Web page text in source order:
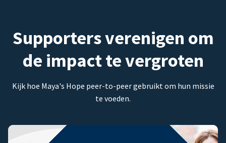
Supporters verenigen om
de impact te vergroten
Kijk hoe Maya's Hope peer-to-peer gebruikt om hun missie
te voeden.